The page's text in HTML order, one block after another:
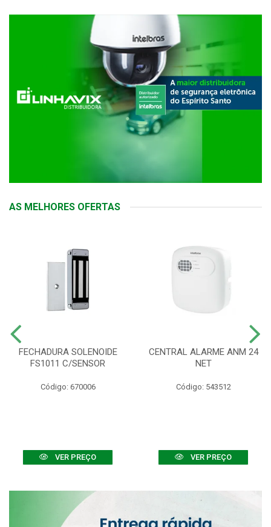
AS MELHORES OFERTAS
FECHADURA SOLENOIDE
FS1011 C/SENSOR
Código: 670006
VER PREÇO
CENTRAL ALARME ANM 24
NET
Código: 543512
VER PREÇO